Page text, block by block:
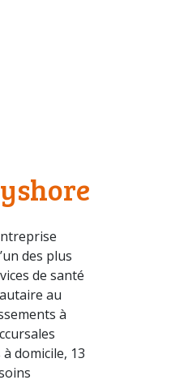
des plus
de santé
au
à
domicile, 13